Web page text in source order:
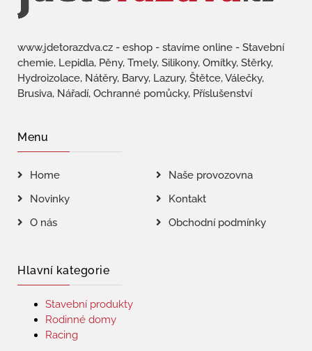
www.jdetorazdva.cz - eshop - stavíme online - Stavební
chemie, Lepidla, Pěny, Tmely, Silikony, Omítky, Stěrky,
Hydroizolace, Nátěry, Barvy, Lazury, Štětce, Válečky,
Brusiva, Nářadí, Ochranné pomůcky, Příslušenství
Menu
Home
Naše provozovna
Novinky
Kontakt
O nás
Obchodní podmínky
Hlavní kategorie
Stavební produkty
Rodinné domy
Racing